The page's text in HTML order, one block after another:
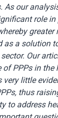
As our
role
as a solution
Our
of PPPs in the
little
thus
to address